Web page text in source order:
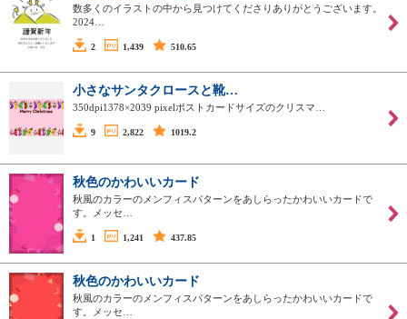
数多くのイラストの中から見つけてくださりありがとうございます。
2024…
2 1,439 510.65
小さなサンタクロースと靴…
350dpi1378×2039 pixelポストカードサイズのクリスマ…
9 2,822 1019.2
秋色のかわいいカード
秋風のカラーのメンフィスパターンをあしらったかわいいカードで
す。メッセ…
1 1,241 437.85
秋色のかわいいカード
秋風のカラーのメンフィスパターンをあしらったかわいいカードで
す。メッセ…